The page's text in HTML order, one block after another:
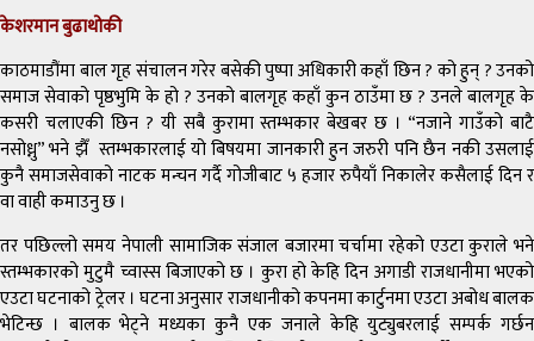
केशरमान बुढाथोकी
काठमाडौंमा बाल गृह संचालन गरेर बसेकी पुष्पा अधिकारी कहाँ छिन ? को हुन् ? उनको
समाज सेवाको पृष्ठभुमि के हो ? उनको बालगृह कहाँ कुन ठाउँमा छ ? उनले बालगृह के
कसरी चलाएकी छिन ? यी सबै कुरामा स्तम्भकार बेखबर छ । “नजाने गाउँको बाटै
नसोध्नु” भने झैँ स्तम्भकारलाई यो बिषयमा जानकारी हुन जरुरी पनि छैन नकी उसलाई
कुनै समाजसेवाको नाटक मन्चन गर्दै गोजीबाट ५ हजार रुपैयाँ निकालेर कसैलाई दिन र
वा वाही कमाउनु छ ।
तर पछिल्लो समय नेपाली सामाजिक संजाल बजारमा चर्चामा रहेको एउटा कुराले भने
स्तम्भकारको मुटुमै च्वास्स बिजाएको छ । कुरा हो केहि दिन अगाडी राजधानीमा भएको
एउटा घटनाको ट्रेलर । घटना अनुसार राजधानीको कपनमा कार्टुनमा एउटा अबोध बालक
भेटिन्छ । बालक भेट्ने मध्यका कुनै एक जनाले केहि युट्युबरलाई सम्पर्क गर्छन